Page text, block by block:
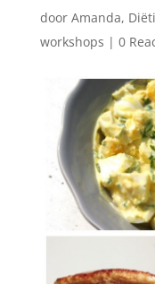
door Amanda,
workshops | 0